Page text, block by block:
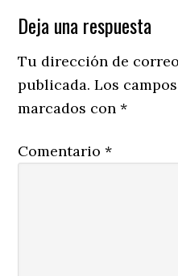
Reader
Interactions
Deja una respuesta
Tu dirección de
publicada. Los
marcados con*
Comentario*